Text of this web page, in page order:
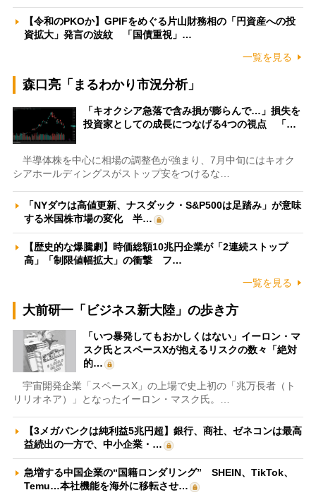
【令和のPKOか】GPIFをめぐる片山財務相の「円資産への投
資拡大」発言の波紋 「国債重視」…
一覧を見る
森口亮「まるわかり市況分析」
「キオクシア急落で含み損が膨らんで…」損失を
投資家としての成長につなげる4つの視点 「…
半導体株を中心に相場の調整色が強まり、7月中旬にはキオク
シアホールディングスがストップ安をつけるな…
「NYダウは高値更新、ナスダック・S&P500は足踏み」が意味
する米国株市場の変化 半…
【歴史的な爆騰劇】時価総額10兆円企業が「2連続ストップ
高」「制限値幅拡大」の衝撃 フ…
一覧を見る
大前研一「ビジネス新大陸」の歩き方
「いつ暴発してもおかしくはない」イーロン・マ
スク氏とスペースXが抱えるリスクの数々「絶対
的…
宇宙開発企業「スペースX」の上場で史上初の「兆万長者（ト
リリオネア）」となったイーロン・マスク氏。…
【3メガバンクは純利益5兆円超】銀行、商社、ゼネコンは最高
益続出の一方で、中小企業・…
急増する中国企業の“国籍ロンダリング” SHEIN、TikTok、
Temu…本社機能を海外に移転させ…